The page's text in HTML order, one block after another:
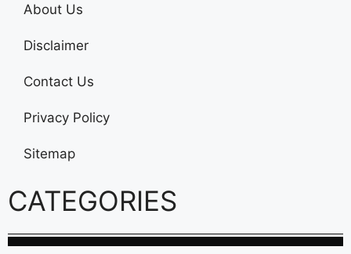
About Us
Disclaimer
Contact Us
Privacy Policy
Sitemap
CATEGORIES